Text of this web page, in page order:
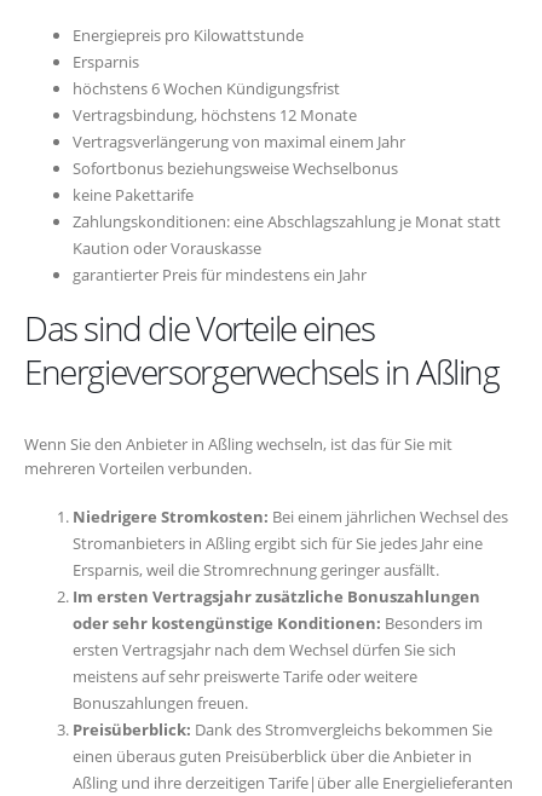
Energiepreis pro Kilowattstunde
Ersparnis
höchstens 6 Wochen Kündigungsfrist
Vertragsbindung, höchstens 12 Monate
Vertragsverlängerung von maximal einem Jahr
Sofortbonus beziehungsweise Wechselbonus
keine Pakettarife
Zahlungskonditionen: eine Abschlagszahlung je Monat statt
Kaution oder Vorauskasse
garantierter Preis für mindestens ein Jahr
Das sind die Vorteile eines
Energieversorgerwechsels in Aßling
Wenn Sie den Anbieter in Aßling wechseln, ist das für Sie mit
mehreren Vorteilen verbunden.
Niedrigere Stromkosten: Bei einem jährlichen Wechsel des
Stromanbieters in Aßling ergibt sich für Sie jedes Jahr eine
Ersparnis, weil die Stromrechnung geringer ausfällt.
Im ersten Vertragsjahr zusätzliche Bonuszahlungen
oder sehr kostengünstige Konditionen: Besonders im
ersten Vertragsjahr nach dem Wechsel dürfen Sie sich
meistens auf sehr preiswerte Tarife oder weitere
Bonuszahlungen freuen.
Preisüberblick: Dank des Stromvergleichs bekommen Sie
einen überaus guten Preisüberblick über die Anbieter in
Aßling und ihre derzeitigen Tarife|über alle Energielieferanten